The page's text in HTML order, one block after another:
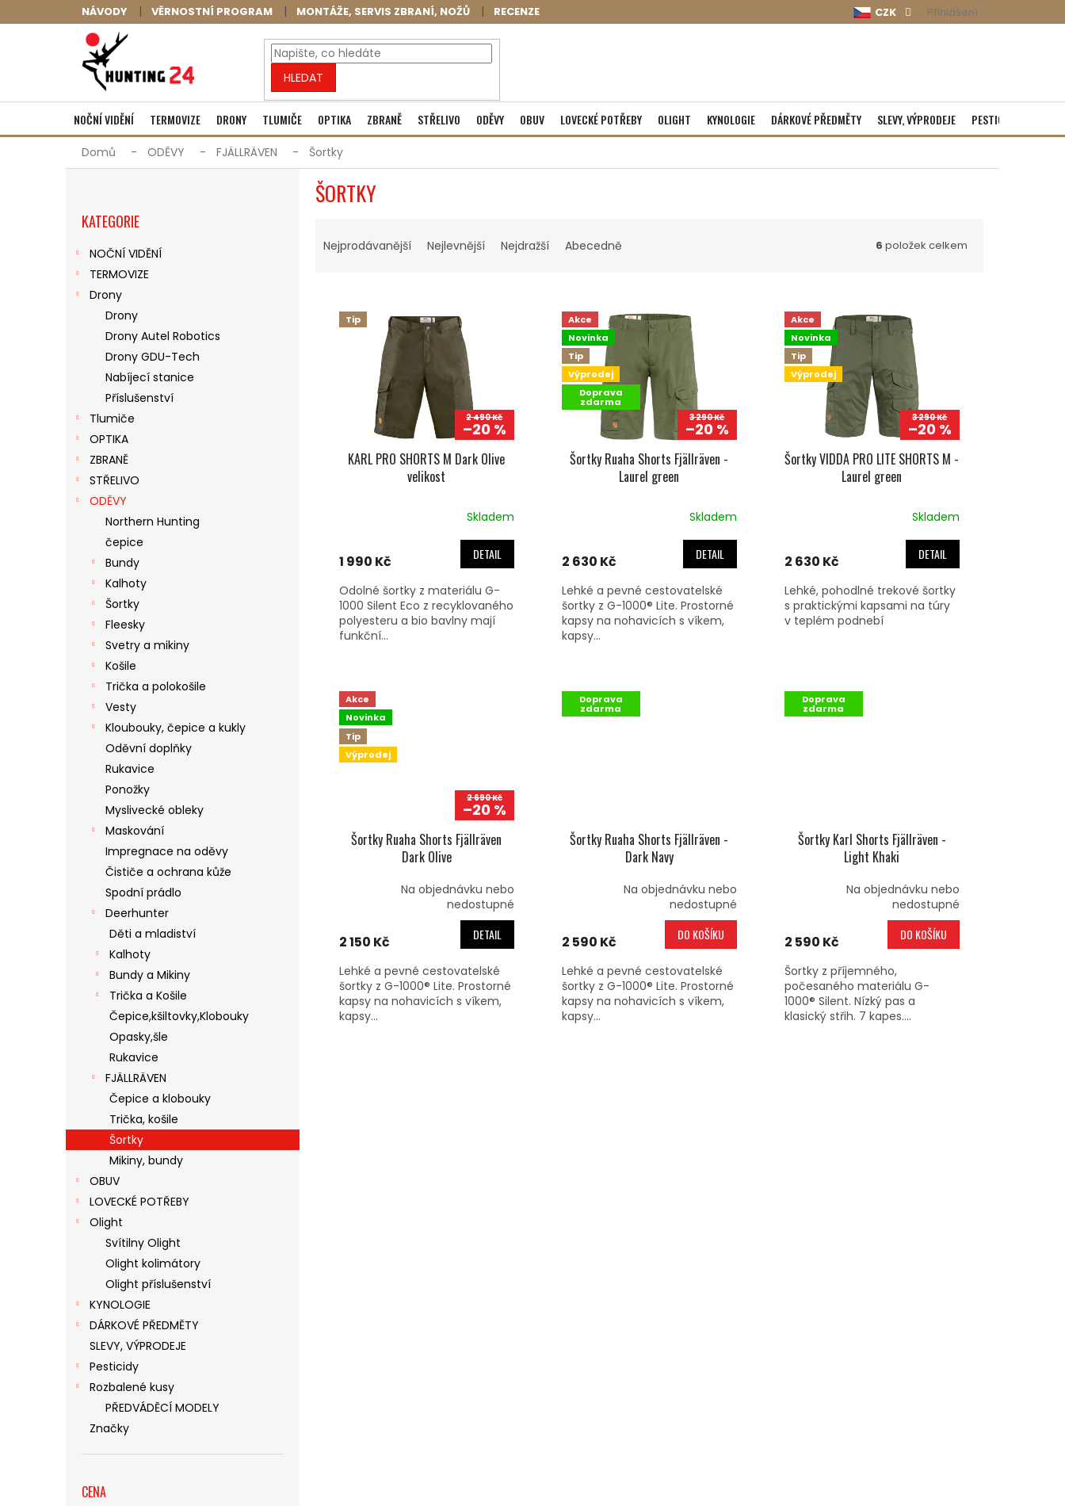
na
NÁVODY VĚRNOSTNÍ PROGRAM MONTÁŽE, SERVIS ZBRANÍ, NOŽŮ RECENZE CZK Přihlášení
HLEDAT
NÁKUPNÍ
KOŠÍK
Prázdný košík
NOČNÍ VIDĚNÍ TERMOVIZE DRONY TLUMIČE OPTIKA ZBRANĚ STŘELIVO ODĚVY OBUV LOVECKÉ POTŘEBY OLIGHT KYNOLOGIE DÁRKOVÉ PŘEDMĚTY SLEVY, VÝPRODEJE PESTICIDY
Domů ODĚVY FJÄLLRÄVEN Šortky
P
kategorie
KATEGORIE
NOČNÍ VIDĚNÍ
TERMOVIZE
Drony
Drony
Drony Autel Robotics
Drony GDU-Tech
Nabíjecí stanice
Příslušenství
Tlumiče
OPTIKA
ZBRANĚ
STŘELIVO
ODĚVY
Northern Hunting
čepice
Bundy
Kalhoty
Šortky
Fleesky
Svetry a mikiny
Košile
Trička a polokošile
Vesty
Kloubouky, čepice a kukly
Oděvní doplňky
Rukavice
Ponožky
Myslivecké obleky
Maskování
Impregnace na oděvy
Čističe a ochrana kůže
Spodní prádlo
Deerhunter
Děti a mladiství
Kalhoty
Bundy a Mikiny
Trička a Košile
Čepice,kšiltovky,Klobouky
Opasky,šle
Rukavice
FJÄLLRÄVEN
Čepice a klobouky
Trička, košile
Šortky
Mikiny, bundy
OBUV
LOVECKÉ POTŘEBY
Olight
Svítilny Olight
Olight kolimátory
Olight příslušenství
KYNOLOGIE
DÁRKOVÉ PŘEDMĚTY
SLEVY, VÝPRODEJE
Pesticidy
Rozbalené kusy
PŘEDVÁDĚCÍ MODELY
Značky
CENA
ŠORTKY
Nejprodávanější Nejlevnější Nejdražší Abecedně 6 položek celkem
Tip
2 490 Kč
–20 %
KARL PRO SHORTS M Dark Olive
velikost
Skladem
1 990 Kč DETAIL
Odolné šortky z materiálu G-
1000 Silent Eco z recyklovaného
polyesteru a bio bavlny mají
funkční...
Akce
Novinka
Tip
Výprodej
Doprava
zdarma
3 290 Kč
–20 %
Šortky Ruaha Shorts Fjällräven -
Laurel green
Skladem
2 630 Kč DETAIL
Lehké a pevné cestovatelské
šortky z G-1000® Lite. Prostorné
kapsy na nohavicích s víkem,
kapsy...
Akce
Novinka
Tip
Výprodej
3 290 Kč
–20 %
Šortky VIDDA PRO LITE SHORTS M -
Laurel green
Skladem
2 630 Kč DETAIL
Lehké, pohodlné trekové šortky
s praktickými kapsami na túry
v teplém podnebí
Akce
Novinka
Tip
Výprodej
2 690 Kč
–20 %
Šortky Ruaha Shorts Fjällräven
Dark Olive
Na objednávku nebo
nedostupné
2 150 Kč DETAIL
Lehké a pevné cestovatelské
šortky z G-1000® Lite. Prostorné
kapsy na nohavicích s víkem,
kapsy...
Doprava
zdarma
Šortky Ruaha Shorts Fjällräven -
Dark Navy
Na objednávku nebo
nedostupné
2 590 Kč DO KOŠÍKU
Lehké a pevné cestovatelské
šortky z G-1000® Lite. Prostorné
kapsy na nohavicích s víkem,
kapsy...
Doprava
zdarma
Šortky Karl Shorts Fjällräven -
Light Khaki
Na objednávku nebo
nedostupné
2 590 Kč DO KOŠÍKU
Šortky z příjemného,
počesaného materiálu G-
1000® Silent. Nízký pas a
klasický střih. 7 kapes....